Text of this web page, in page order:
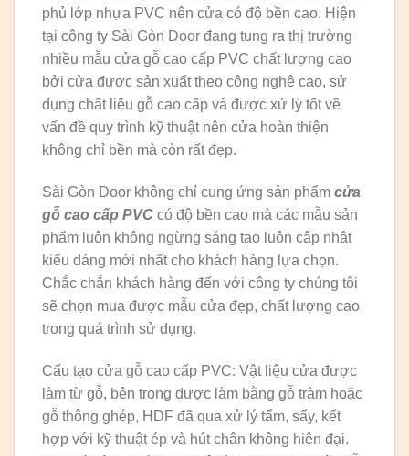
phủ lớp nhựa PVC nên cửa có độ bền cao. Hiện
tại công ty Sài Gòn Door đang tung ra thị trường
nhiều mẫu cửa gỗ cao cấp PVC chất lượng cao
bởi cửa được sản xuất theo công nghệ cao, sử
dụng chất liệu gỗ cao cấp và được xử lý tốt về
vấn đề quy trình kỹ thuật nên cửa hoàn thiện
không chỉ bền mà còn rất đẹp.
Sài Gòn Door không chỉ cung ứng sản phẩm cửa
gỗ cao cấp PVC có độ bền cao mà các mẫu sản
phẩm luôn không ngừng sáng tạo luôn cập nhật
kiểu dáng mới nhất cho khách hàng lựa chọn.
Chắc chắn khách hàng đến với công ty chúng tôi
sẽ chọn mua được mẫu cửa đẹp, chất lượng cao
trong quá trình sử dụng.
Cấu tạo cửa gỗ cao cấp PVC: Vật liệu cửa được
làm từ gỗ, bên trong được làm bằng gỗ tràm hoặc
gỗ thông ghép, HDF đã qua xử lý tẩm, sấy, kết
hợp với kỹ thuật ép và hút chân không hiện đại.